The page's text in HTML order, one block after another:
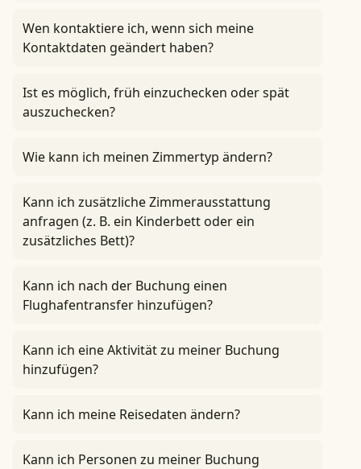
Wen kontaktiere ich, wenn sich meine
Kontaktdaten geändert haben?
Ist es möglich, früh einzuchecken oder spät
auszuchecken?
Wie kann ich meinen Zimmertyp ändern?
Kann ich zusätzliche Zimmerausstattung
anfragen (z. B. ein Kinderbett oder ein
zusätzliches Bett)?
Kann ich nach der Buchung einen
Flughafentransfer hinzufügen?
Kann ich eine Aktivität zu meiner Buchung
hinzufügen?
Kann ich meine Reisedaten ändern?
Kann ich Personen zu meiner Buchung